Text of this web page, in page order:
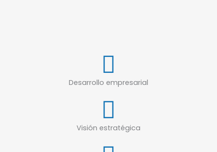
Desarrollo empresarial
Visión estratégica